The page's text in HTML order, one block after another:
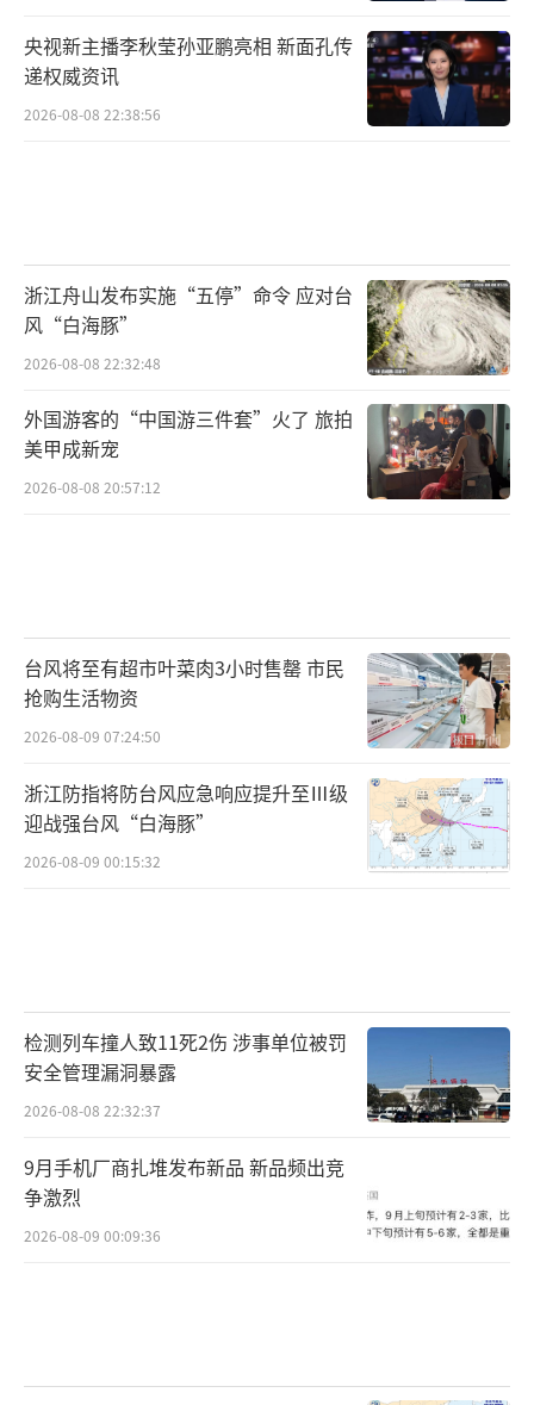
央视新主播李秋莹孙亚鹏亮相 新面孔传
递权威资讯
2026-08-08 22:38:56
浙江舟山发布实施“五停”命令 应对台
风“白海豚”
2026-08-08 22:32:48
外国游客的“中国游三件套”火了 旅拍
美甲成新宠
2026-08-08 20:57:12
台风将至有超市叶菜肉3小时售罄 市民
抢购生活物资
2026-08-09 07:24:50
浙江防指将防台风应急响应提升至Ⅲ级
迎战强台风“白海豚”
2026-08-09 00:15:32
检测列车撞人致11死2伤 涉事单位被罚
安全管理漏洞暴露
2026-08-08 22:32:37
9月手机厂商扎堆发布新品 新品频出竞
争激烈
2026-08-09 00:09:36